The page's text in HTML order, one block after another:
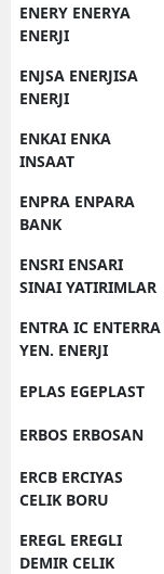
ENERY ENERYA
ENERJI
ENJSA ENERJISA
ENERJI
ENKAI ENKA
INSAAT
ENPRA ENPARA
BANK
ENSRI ENSARI
SINAI YATIRIMLAR
ENTRA IC ENTERRA
YEN. ENERJI
EPLAS EGEPLAST
ERBOS ERBOSAN
ERCB ERCIYAS
CELIK BORU
EREGL EREGLI
DEMIR CELIK